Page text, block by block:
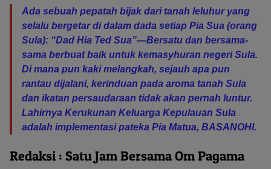
Ada sebuah pepatah bijak dari tanah leluhur yang
selalu bergetar di dalam dada setiap Pia Sua (orang
Sula): “Dad Hia Ted Sua”—Bersatu dan bersama-
sama berbuat baik untuk kemasyhuran negeri Sula.
Di mana pun kaki melangkah, sejauh apa pun
rantau dijalani, kerinduan pada aroma tanah Sula
dan ikatan persaudaraan tidak akan pernah luntur.
Lahirnya Kerukunan Keluarga Kepulauan Sula
adalah implementasi pateka Pia Matua, BASANOHI.
Redaksi : Satu Jam Bersama Om Pagama